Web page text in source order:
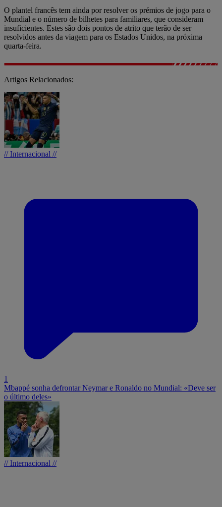
O plantel francês tem ainda por resolver os prémios de jogo para o
Mundial e o número de bilhetes para familiares, que consideram
insuficientes. Estes são dois pontos de atrito que terão de ser
resolvidos antes da viagem para os Estados Unidos, na próxima
quarta-feira.
Artigos Relacionados:
// Internacional //
1
Mbappé sonha defrontar Neymar e Ronaldo no Mundial: «Deve ser
o último deles»
// Internacional //